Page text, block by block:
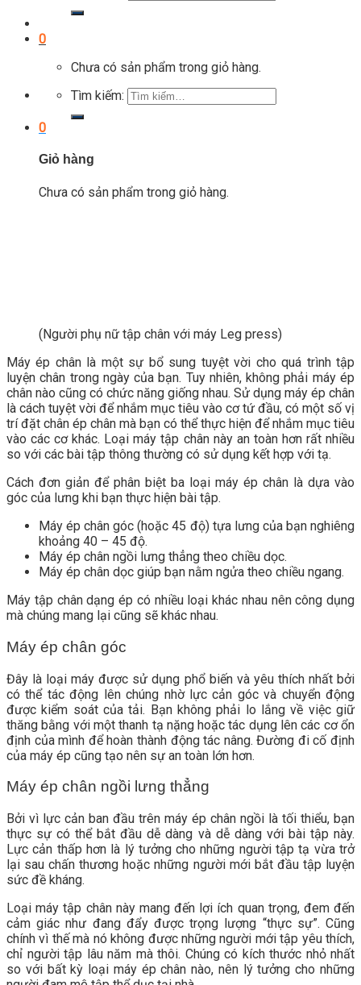
0
Chưa có sản phẩm trong giỏ hàng.
Tìm kiếm:
0
Giỏ hàng
Chưa có sản phẩm trong giỏ hàng.
(Người phụ nữ tập chân với máy Leg press)
Máy ép chân là một sự bổ sung tuyệt vời cho quá trình tập
luyện chân trong ngày của bạn. Tuy nhiên, không phải máy ép
chân nào cũng có chức năng giống nhau. Sử dụng máy ép chân
là cách tuyệt vời để nhắm mục tiêu vào cơ tứ đầu, có một số vị
trí đặt chân ép chân mà bạn có thể thực hiện để nhắm mục tiêu
vào các cơ khác. Loại máy tập chân này an toàn hơn rất nhiều
so với các bài tập thông thường có sử dụng kết hợp với tạ.
Cách đơn giản để phân biệt ba loại máy ép chân là dựa vào
góc của lưng khi bạn thực hiện bài tập.
Máy ép chân góc (hoặc 45 độ) tựa lưng của bạn nghiêng
khoảng 40 – 45 độ.
Máy ép chân ngồi lưng thẳng theo chiều dọc.
Máy ép chân dọc giúp bạn nằm ngửa theo chiều ngang.
Máy tập chân dạng ép có nhiều loại khác nhau nên công dụng
mà chúng mang lại cũng sẽ khác nhau.
Máy ép chân góc
Đây là loại máy được sử dụng phổ biến và yêu thích nhất bởi
có thể tác động lên chúng nhờ lực cản góc và chuyển động
được kiểm soát của tải. Bạn không phải lo lắng về việc giữ
thăng bằng với một thanh tạ nặng hoặc tác dụng lên các cơ ổn
định của mình để hoàn thành động tác nâng. Đường đi cố định
của máy ép cũng tạo nên sự an toàn lớn hơn.
Máy ép chân ngồi lưng thẳng
Bởi vì lực cản ban đầu trên máy ép chân ngồi là tối thiểu, bạn
thực sự có thể bắt đầu dễ dàng và dễ dàng với bài tập này.
Lực cản thấp hơn là lý tưởng cho những người tập tạ vừa trở
lại sau chấn thương hoặc những người mới bắt đầu tập luyện
sức đề kháng.
Loại máy tập chân này mang đến lợi ích quan trọng, đem đến
cảm giác như đang đẩy được trọng lượng “thực sự”. Cũng
chính vì thế mà nó không được những người mới tập yêu thích,
chỉ người tập lâu năm mà thôi. Chúng có kích thước nhỏ nhất
so với bất kỳ loại máy ép chân nào, nên lý tưởng cho những